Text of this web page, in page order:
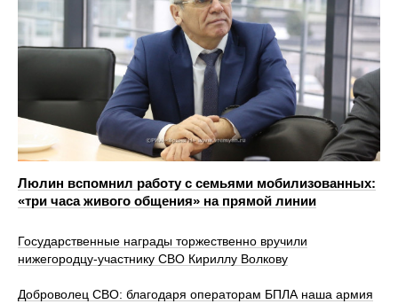
Люлин вспомнил работу с семьями мобилизованных:
«три часа живого общения» на прямой линии
Государственные награды торжественно вручили
нижегородцу-участнику СВО Кириллу Волкову
Доброволец СВО: благодаря операторам БПЛА наша армия